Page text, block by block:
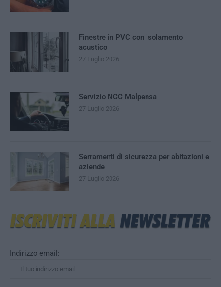
Indirizzo email:
Finestre in PVC con isolamento
acustico
27 Luglio 2026
Servizio NCC Malpensa
27 Luglio 2026
Serramenti di sicurezza per abitazioni e
aziende
27 Luglio 2026